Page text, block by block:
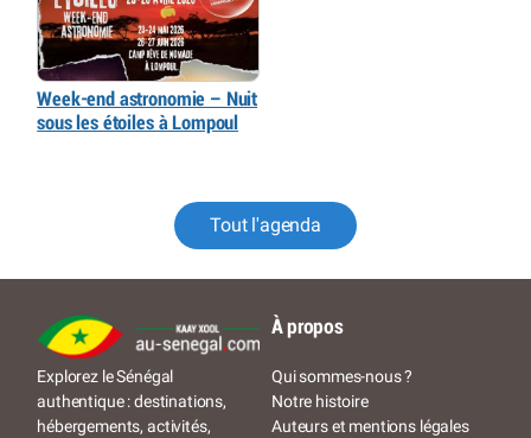
Week-end astronomie – Nuit
sous les étoiles à Lompoul
Tout l'agenda
Explorez le Sénégal
authentique : destinations,
hébergements, activités,
À propos
Qui sommes-nous ?
Notre histoire
Auteurs et mentions légales